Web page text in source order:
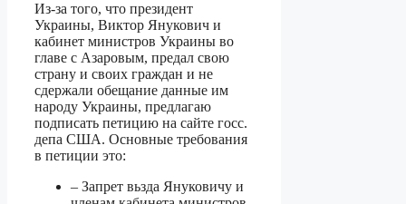
Из-за того, что президент
Украины, Виктор Янукович и
кабинет министров Украины во
главе с Азаровым, предал свою
страну и своих граждан и не
сдержали обещание данные им
народу Украины, предлагаю
подписать петицию на сайте госс.
депа США. Основные требования
в петиции это:
– Запрет вьзда Януковичу и